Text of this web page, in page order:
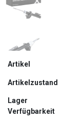
Artikel
Artikelzustand
Lager
Verfügbarkeit